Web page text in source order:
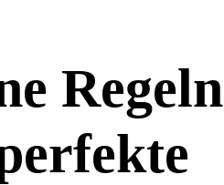
Regeln